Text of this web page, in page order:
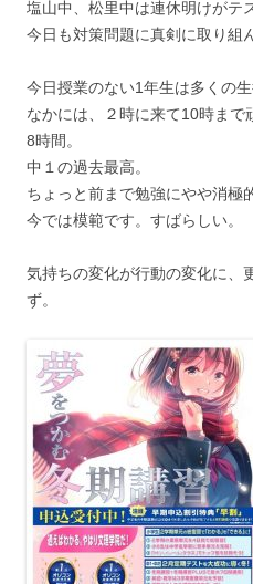
塩山中、松里中は連休明けがテ
今日も対策問題に真剣に取り組
今日授業のない1年生は多くの生
なかには、２時に来て10時まで
8時間。
中１の過去最高。
ちょっと前まで勉強にやや消極
今では模範です。すばらしい。
気持ちの変化が行動の変化に、
ず。